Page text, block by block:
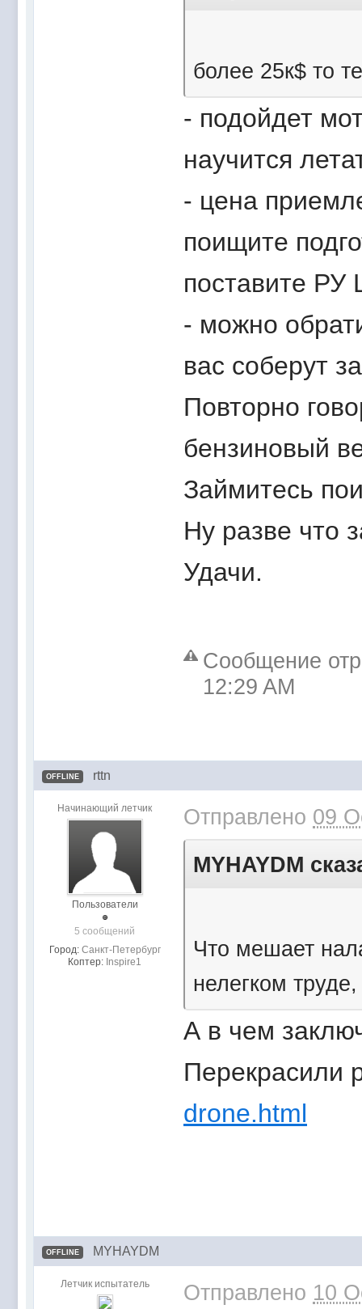
более 25к$ то
- подойдет
научится
- цена
поищите
поставите РУ
- можно
вас соберут
Повторно
бензиновый
Займитесь
Ну разве что
Удачи.
Сообщение
12:29 AM
OFFLINE rttn
Начинающий летчик
Пользователи
5 сообщений
Город: Санкт-Петербург
Коптер: Inspire1
Отправлено 09
MYHAYDM
Что мешает
нелегком
А в чем
Перекрасили
drone.html
OFFLINE MYHAYDM
Летчик испытатель Отправлено 10